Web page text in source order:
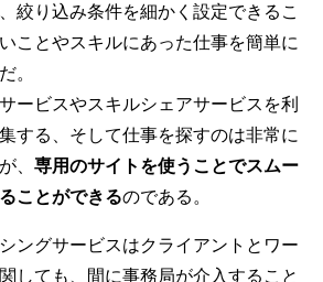
絞り込み条件を細かく設定できるこ
ことやスキルにあった仕事を簡単に
。
ービスやスキルシェアサービスを利
する、そして仕事を探すのは非常に
、 専用のサイトを使うことでスムー
ことができるのである。
ングサービスはクライアントとワー
しても、間に事務局が介入すること